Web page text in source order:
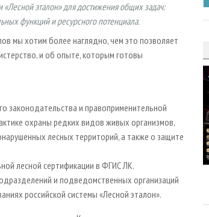
эталон» для достижения общих задач:
функций и ресурсного потенциала.
мы хотим более наглядно, чем это позволяет
и об опыте, которым готовы
законодательства и правоприменительной
охраны редких видов живых организмов,
лесных территорий, а также о защите
лесной сертификации в ФГИС ЛК.
и подведомственных организаций
российской системы «Лесной эталон».